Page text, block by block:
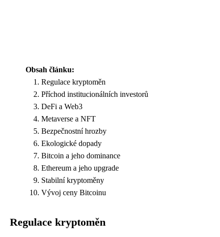
Obsah článku:
Regulace kryptoměn
Příchod institucionálních investorů
DeFi a Web3
Metaverse a NFT
Bezpečnostní hrozby
Ekologické dopady
Bitcoin a jeho dominance
Ethereum a jeho upgrade
Stabilní kryptoměny
Vývoj ceny Bitcoinu
Regulace kryptoměn